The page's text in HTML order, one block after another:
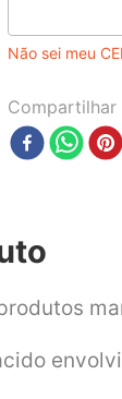
Não sei meu
Compartilhar